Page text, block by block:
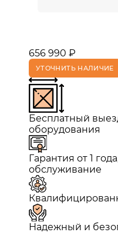
656 990 ₽
УТОЧНИТЬ НАЛИЧИЕ
Бесплатный
оборудования
Гарантия от 1
обслуживание
Надежный и